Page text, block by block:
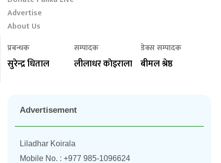
Advertise
About Us
प्रबन्धक
सुरेन्द्र धिताल
सम्पादक
लीलाधर काेइराला
डेक्स सम्पादक
बीमल श्रेष्ठ
Advertisement
Liladhar Koirala
Mobile No. : +977 985-1096624